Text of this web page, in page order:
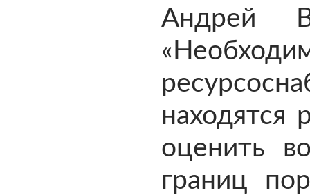
Андрей
находятся
оценить
границ